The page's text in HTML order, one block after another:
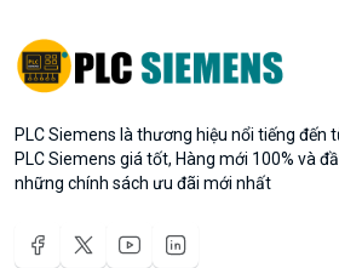
PLC Siemens là thương hiệu nổi tiếng đến
PLC Siemens giá tốt, Hàng mới 100% và
những chính sách ưu đãi mới nhất